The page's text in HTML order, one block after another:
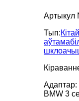
Артыкул
Тып:
Адаптар:
BMW 3